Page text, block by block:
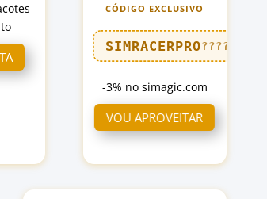
CÓDIGO EXCLUSIVO
SIMRACERPRO????
-3% no simagic.com
VOU APROVEITAR